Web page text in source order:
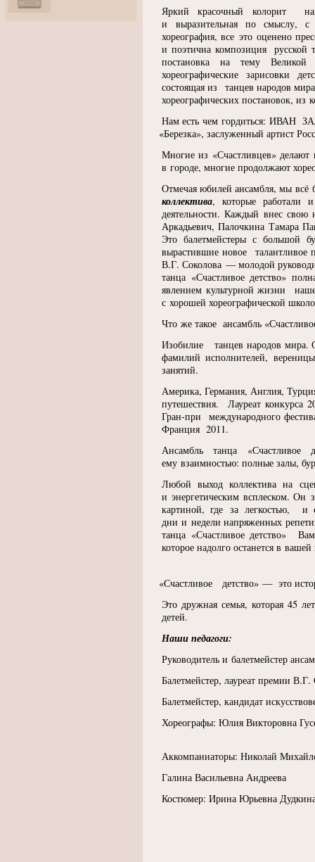
АртБульвар в День города
Яркий красочный колорит
и выразительная по смыслу,
хореография, все это оценено
и поэтична композиция русской
постановка на тему Великой
хореографические зарисовки
состоящая из танцев народов мира
хореографических постановок, из
Нам есть чем гордиться: ИВАН
«Березка», заслуженный артист
Многие из «Счастливцев»
в городе, многие продолжают
Отмечая юбилей ансамбля, мы всё
коллектива, которые работали
деятельности. Каждый внес
Аркадьевич, Палочкина Тамара
Это балетмейстеры с большой
вырастившие новое талантливое
В.Г. Соколова — молодой
танца «Счастливое детство»
явлением культурной жизни
с хорошей хореографической
Что же такое ансамбль «
Изобилие танцев народов мира.
фамилий исполнителей,
занятий.
Америка, Германия, Англия,
путешествия. Лауреат конкурса
Гран-при международного
Франция 2011.
Ансамбль танца
«Счастливое
ему взаимностью: полные залы,
Любой выход коллектива на
и энергетическим всплеском. Он
картиной, где за легкостью, и
дни и недели напряженных
танца «Счастливое детство»
которое надолго останется в
«Счастливое детство» — это
Это дружная семья, которая 45
детей.
Наши педагоги:
Руководитель и балетмейстер
Балетмейстер, лауреат премии
Балетмейстер, кандидат
Хореографы: Юлия Викторовна
Аккомпаниаторы: Николай
Галина Васильевна Андреева
Костюмер: Ирина Юрьевна